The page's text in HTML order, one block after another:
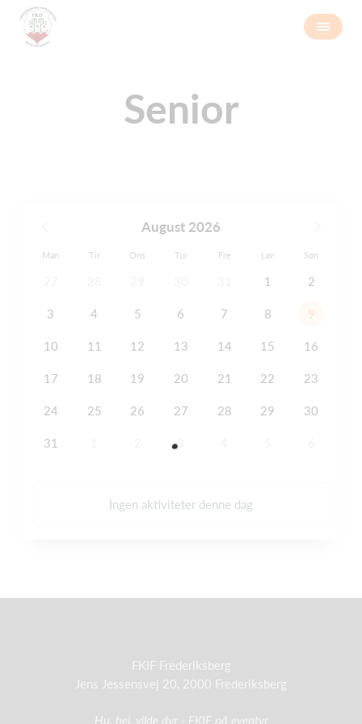
Senior
August 2026
Man Tir Ons Tor Fre Lør Søn
1 2
3 4 5 6 7 8 9
10 11 12 13 14 15 16
17 18 19 20 21 22 23
24 25 26 27 28 29 30
31 3
Ingen aktiviteter denne dag
FKIF Frederiksberg
Jens Jessensvej 20, 2000 Frederiksberg
Hu, hej, vilde dyr - FKIF på eventyr